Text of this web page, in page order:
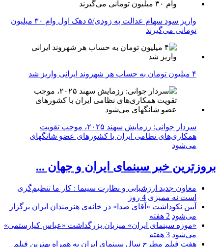
واریز سود سهام عدالت به زودی/۵ دهک اول وام ۳۰ میلیون
تومانی می‌گیرند
۴ میلیون تومان به حساب هر شهروند ایرانی واریز شد
سردار جوانی: رزمایش سهند ۲۰۲۵، موجب تقویت
همکاری‌های نظامی ایران با کشور‌های عضو شانگهای
می‌شود
بروزترین خبر سینمای ایران و جهان ...
معاون جدید ارزشیابی و نظارت سینما : کار ما تنظیم‌گری
است نه ممیزی 4 روز
آیین نکوداشت «آقای صدا» در خانه‌ی هنرمندان ایران برگزار
می‌شود 2 هفته
«موزه سینمای ایران» میزبان بزرگداشت «عباس کیارستمی»
می‌شود 3 هفته
هفت فیلم مطرح سال سینمای ایران به همراه بهترین فیلم